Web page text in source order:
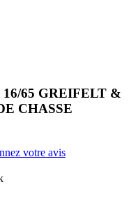
65 GREIFELT &
CHASSE
votre avis